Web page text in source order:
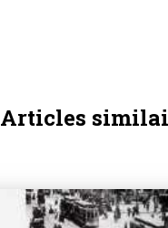
Articles